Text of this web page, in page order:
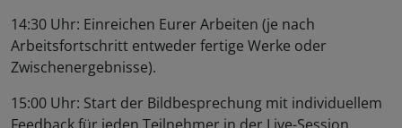
14:30 Uhr: Einreichen Eurer Arbeiten (je nach
Arbeitsfortschritt entweder fertige Werke oder
Zwischenergebnisse).
15:00 Uhr: Start der Bildbesprechung mit individuellem